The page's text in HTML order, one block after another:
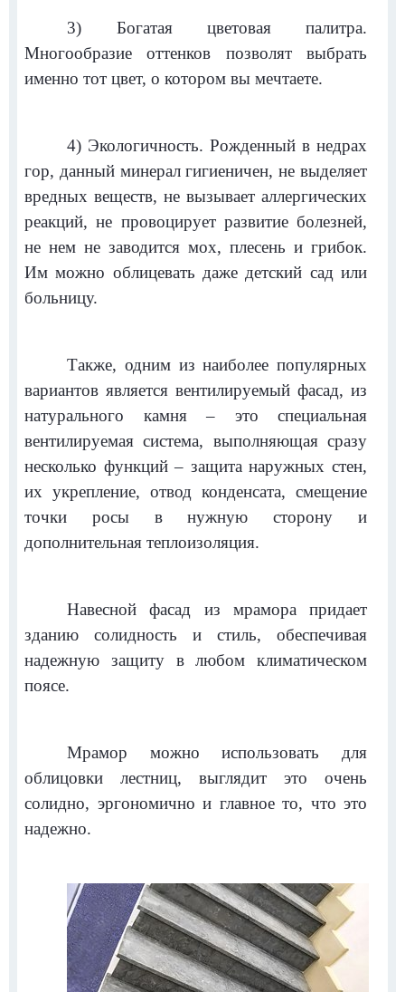
3) Богатая цветовая палитра.
Многообразие оттенков позволят выбрать
именно тот цвет, о котором вы мечтаете.
4) Экологичность. Рожденный в недрах
гор, данный минерал гигиеничен, не выделяет
вредных веществ, не вызывает аллергических
реакций, не провоцирует развитие болезней,
не нем не заводится мох, плесень и грибок.
Им можно облицевать даже детский сад или
больницу.
Также, одним из наиболее популярных
вариантов является вентилируемый фасад, из
натурального камня – это специальная
вентилируемая система, выполняющая сразу
несколько функций – защита наружных стен,
их укрепление, отвод конденсата, смещение
точки росы в нужную сторону и
дополнительная теплоизоляция.
Навесной фасад из мрамора придает
зданию солидность и стиль, обеспечивая
надежную защиту в любом климатическом
поясе.
Мрамор можно использовать для
облицовки лестниц, выглядит это очень
солидно, эргономично и главное то, что это
надежно.